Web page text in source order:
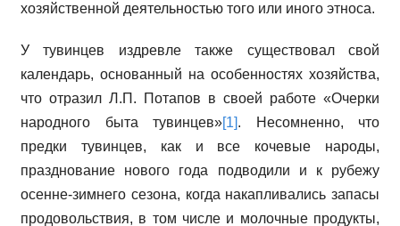
хозяйственной деятельностью того или иного этноса.
У тувинцев издревле также существовал свой
календарь, основанный на особенностях хозяйства,
что отразил Л.П. Потапов в своей работе «Очерки
народного быта тувинцев»[1]. Несомненно, что
предки тувинцев, как и все кочевые народы,
празднование нового года подводили и к рубежу
осенне-зимнего сезона, когда накапливались запасы
продовольствия, в том числе и молочные продукты,